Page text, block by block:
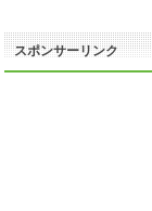
スポンサーリンク